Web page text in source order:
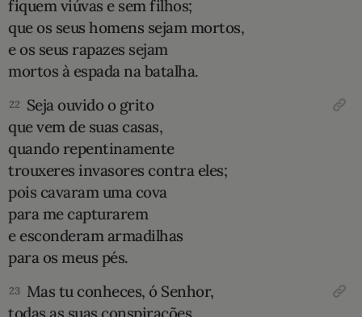
fiquem viúvas e sem filhos;
que os seus homens sejam mortos,
e os seus rapazes sejam
mortos à espada na batalha.
22 Seja ouvido o grito
que vem de suas casas,
quando repentinamente
trouxeres invasores contra eles;
pois cavaram uma cova
para me capturarem
e esconderam armadilhas
para os meus pés.
23 Mas tu conheces, ó Senhor,
todas as suas conspirações